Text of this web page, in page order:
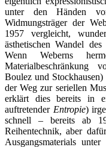
unter den Händen
Widmungsträger der
1957 vergleicht,
ästhetischen Wandel
Wenn Weberns
Materialbeschränkung
Boulez und
der Weg zur seriellen
erklärt dies bereits in
auftretender Entropie)
schnell – bereits ab
Reihentechnik, aber
Ausgangsmaterials